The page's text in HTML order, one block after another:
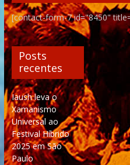
[contact-form-7 id="8450"
Posts
recentes
Iaush leva o
Xamanismo
Universal ao
Festival Híbrido
2025 em São
Paulo